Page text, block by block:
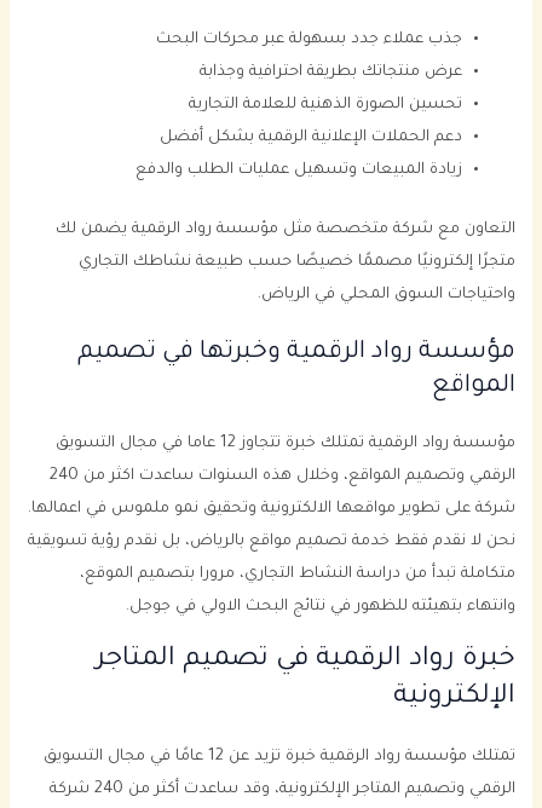
جذب عملاء جدد بسهولة عبر محركات البحث
عرض منتجاتك بطريقة احترافية وجذابة
تحسين الصورة الذهنية للعلامة التجارية
دعم الحملات الإعلانية الرقمية بشكل أفضل
زيادة المبيعات وتسهيل عمليات الطلب والدفع
التعاون مع شركة متخصصة مثل مؤسسة رواد الرقمية يضمن لك
متجرًا إلكترونيًا مصممًا خصيصًا حسب طبيعة نشاطك التجاري
واحتياجات السوق المحلي في الرياض.
مؤسسة رواد الرقمية وخبرتها في تصميم
المواقع
مؤسسة رواد الرقمية تمتلك خبرة تتجاوز 12 عاما في مجال التسويق
الرقمي وتصميم المواقع، وخلال هذه السنوات ساعدت اكثر من 240
شركة على تطوير مواقعها الالكترونية وتحقيق نمو ملموس في اعمالها.
نحن لا نقدم فقط خدمة تصميم مواقع بالرياض، بل نقدم رؤية تسويقية
متكاملة تبدأ من دراسة النشاط التجاري، مرورا بتصميم الموقع،
وانتهاء بتهيئته للظهور في نتائج البحث الاولي في جوجل.
خبرة رواد الرقمية في تصميم المتاجر
الإلكترونية
تمتلك مؤسسة رواد الرقمية خبرة تزيد عن 12 عامًا في مجال التسويق
الرقمي وتصميم المتاجر الإلكترونية، وقد ساعدت أكثر من 240 شركة